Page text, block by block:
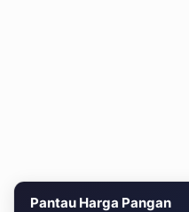
Pantau Harga Pangan